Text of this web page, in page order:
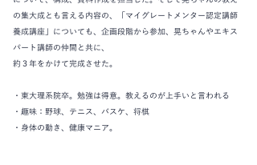
の集大成とも言える内容の、「マイグレートメンター認定講師
養成講座」についても、企画段階から参加、晃ちゃんやエキス
パート講師の仲間と共に、
約３年をかけて完成させた。
・東大理系院卒。勉強は得意。教えるのが上手いと言われる
・趣味：野球、テニス、バスケ、将棋
・身体の動き、健康マニア。